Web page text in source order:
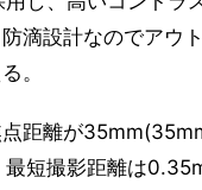
滴設計なのでアウ
。
距離が
短撮影距離は